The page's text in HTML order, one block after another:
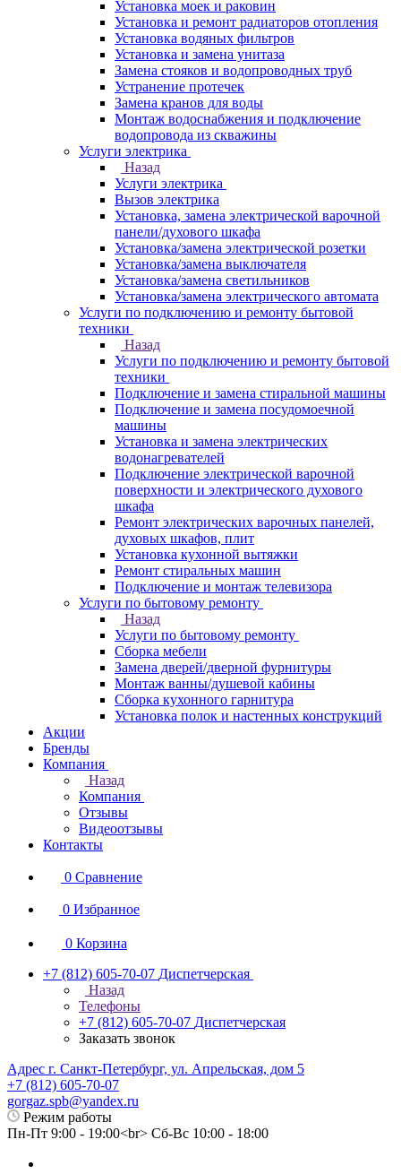
Установка моек и раковин
Установка и ремонт радиаторов отопления
Установка водяных фильтров
Установка и замена унитаза
Замена стояков и водопроводных труб
Устранение протечек
Замена кранов для воды
Монтаж водоснабжения и подключение
водопровода из скважины
Услуги электрика
Назад
Услуги электрика
Вызов электрика
Установка, замена электрической варочной
панели/духового шкафа
Установка/замена электрической розетки
Установка/замена выключателя
Установка/замена светильников
Установка/замена электрического автомата
Услуги по подключению и ремонту бытовой
техники
Назад
Услуги по подключению и ремонту бытовой
техники
Подключение и замена стиральной машины
Подключение и замена посудомоечной
машины
Установка и замена электрических
водонагревателей
Подключение электрической варочной
поверхности и электрического духового
шкафа
Ремонт электрических варочных панелей,
духовых шкафов, плит
Установка кухонной вытяжки
Ремонт стиральных машин
Подключение и монтаж телевизора
Услуги по бытовому ремонту
Назад
Услуги по бытовому ремонту
Сборка мебели
Замена дверей/дверной фурнитуры
Монтаж ванны/душевой кабины
Сборка кухонного гарнитура
Установка полок и настенных конструкций
Акции
Бренды
Компания
Назад
Компания
Отзывы
Видеоотзывы
Контакты
0 Сравнение
0 Избранное
0 Корзина
+7 (812) 605-70-07 Диспетчерская
Назад
Телефоны
+7 (812) 605-70-07 Диспетчерская
Заказать звонок
Адрес г. Санкт-Петербург, ул. Апрельская, дом 5
+7 (812) 605-70-07
gorgaz.spb@yandex.ru
Режим работы
Пн-Пт 9:00 - 19:00<br> Сб-Вс 10:00 - 18:00